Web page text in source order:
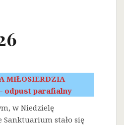
MIŁOSIERDZIA
– odpust parafialny
w Niedzielę
Sanktuarium stało się